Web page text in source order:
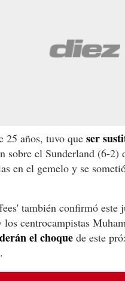
25 años, tuvo que ser
sobre el Sunderland (6-
en el gemelo y se
también confirmó este
centrocampistas
el choque de este